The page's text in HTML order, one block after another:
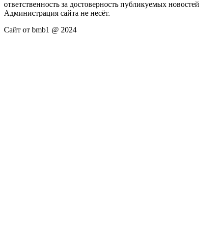
ответственность за достоверность публикуемых новостей
Администрация сайта не несёт.
Сайт от bmb1 @ 2024